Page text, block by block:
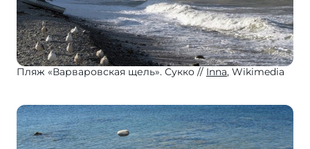
Пляж «Варваровская щель». Сукко Inna, Wikimedia